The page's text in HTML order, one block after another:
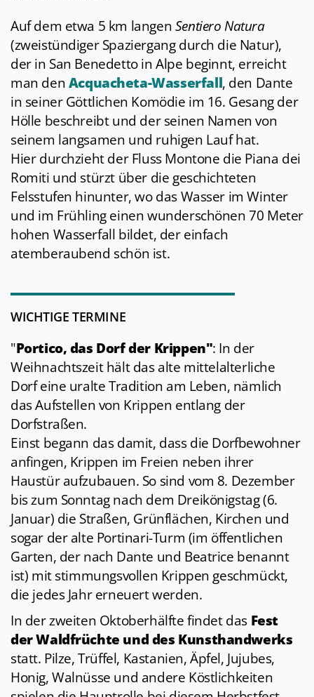
Auf dem etwa 5 km langenSentiero Natura
(zweistündiger Spaziergang durch die Natur),
der in San Benedetto in Alpe beginnt, erreicht
man denAcquacheta-Wasserfall, den Dante
in seiner Göttlichen Komödie im 16. Gesang der
Hölle beschreibt und der seinen Namen von
seinem langsamen und ruhigen Lauf hat.
Hier durchzieht der Fluss Montone die Piana dei
Romiti und stürzt über die geschichteten
Felsstufen hinunter, wo das Wasser im Winter
und im Frühling einen wunderschönen 70 Meter
hohen Wasserfall bildet, der einfach
atemberaubend schön ist.
WICHTIGE TERMINE
"Portico, das Dorf der Krippen": In der
Weihnachtszeit hält das alte mittelalterliche
Dorf eine uralte Tradition am Leben, nämlich
das Aufstellen von Krippen entlang der
Dorfstraßen.
Einst begann das damit, dass die Dorfbewohner
anfingen, Krippen im Freien neben ihrer
Haustür aufzubauen. So sind vom 8. Dezember
bis zum Sonntag nach dem Dreikönigstag (6.
Januar) die Straßen, Grünflächen, Kirchen und
sogar der alte Portinari-Turm (im öffentlichen
Garten, der nach Dante und Beatrice benannt
ist) mit stimmungsvollen Krippen geschmückt,
die jedes Jahr erneuert werden.
In der zweiten Oktoberhälfte findet das Fest
der Waldfrüchte und des Kunsthandwerks
statt. Pilze, Trüffel, Kastanien, Äpfel, Jujubes,
Honig, Walnüsse und andere Köstlichkeiten